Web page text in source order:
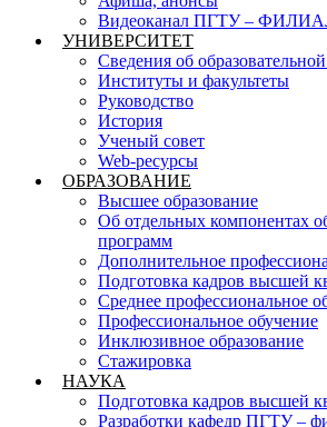
Видеоканал ПГТУ –
УНИВЕРСИТЕТ
Сведения об
Институты и факультеты
Руководство
История
Ученый совет
Web-ресурсы
ОБРАЗОВАНИЕ
Высшее образование
Об отдельных компонентах
программ
Дополнительное
Подготовка кадров высшей
Среднее профессиональное
Профессиональное обучение
Инклюзивное образование
Стажировка
НАУКА
Подготовка кадров высшей
Разработки кафедр ПГТУ –